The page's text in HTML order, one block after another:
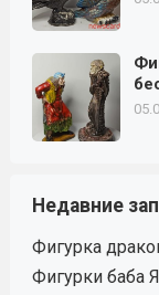
Недавние
Фигурка
Фигурки баба